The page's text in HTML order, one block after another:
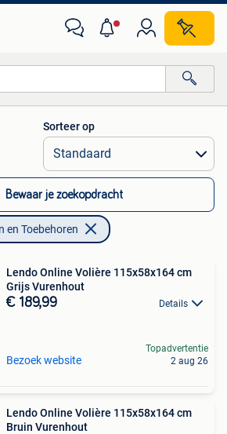
Alle afstanden…
Sorteer op
Bewaar je zoekopdracht
en Toebehoren
Lendo Online Volière 115x58x164 cm
Grijs Vurenhout
€ 189,99 Details
Bezoek website
Topadvertentie
2 aug 26
Lendo Online Volière 115x58x164 cm
Bruin Vurenhout